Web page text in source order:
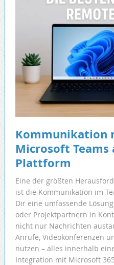
Kommunikation
Microsoft Teams
Plattform
Eine der größten
ist die Kommunikation im
Dir eine umfassende
oder Projektpartnern in
nicht nur Nachrichten
Anrufe, Videokonferenzen
nutzen – alles innerhalb
Integration mit Microsoft